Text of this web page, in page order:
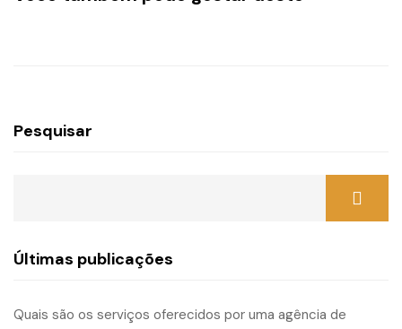
Pesquisar
Últimas publicações
Quais são os serviços oferecidos por uma agência de